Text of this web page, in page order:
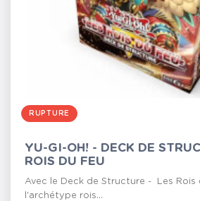
RUPTURE
YU-GI-OH! - DECK DE
ROIS DU FEU
Avec le Deck de Structure - Les
l'archétype rois...